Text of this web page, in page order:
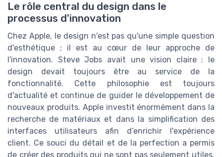
Le rôle central du design dans le
processus d'innovation
Chez Apple, le design n'est pas qu'une simple question
d'esthétique ; il est au cœur de leur approche de
l'innovation. Steve Jobs avait une vision claire : le
design devait toujours être au service de la
fonctionnalité. Cette philosophie est toujours
d'actualité et continue de guider le développement de
nouveaux produits. Apple investit énormément dans la
recherche de matériaux et dans la simplification des
interfaces utilisateurs afin d’enrichir l'expérience
client. Ce souci du détail et de la perfection a permis
de créer des produits qui ne sont pas seulement utiles,